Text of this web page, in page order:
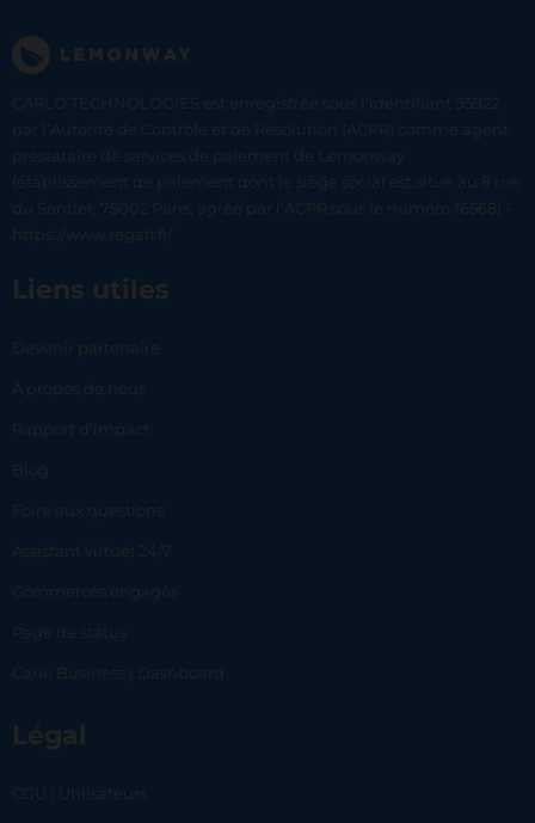
CARLO TECHNOLOGIES est enregistrée sous l'identifiant 95922
par l’Autorité de Contrôle et de Résolution (ACPR) comme agent
prestataire de services de paiement de Lemonway
(établissement de paiement dont le siège social est situé au 8 rue
du Sentier, 75002 Paris, agréé par l’ACPR sous le numéro 16568) -
https://www.regafi.fr/
Liens utiles
Devenir partenaire
À propos de nous
Rapport d’impact
Blog
Foire aux questions
Assistant virtuel 24/7
Commerces engagés
Page de status
Carlo Business | Dashboard
Légal
CGU | Utilisateurs